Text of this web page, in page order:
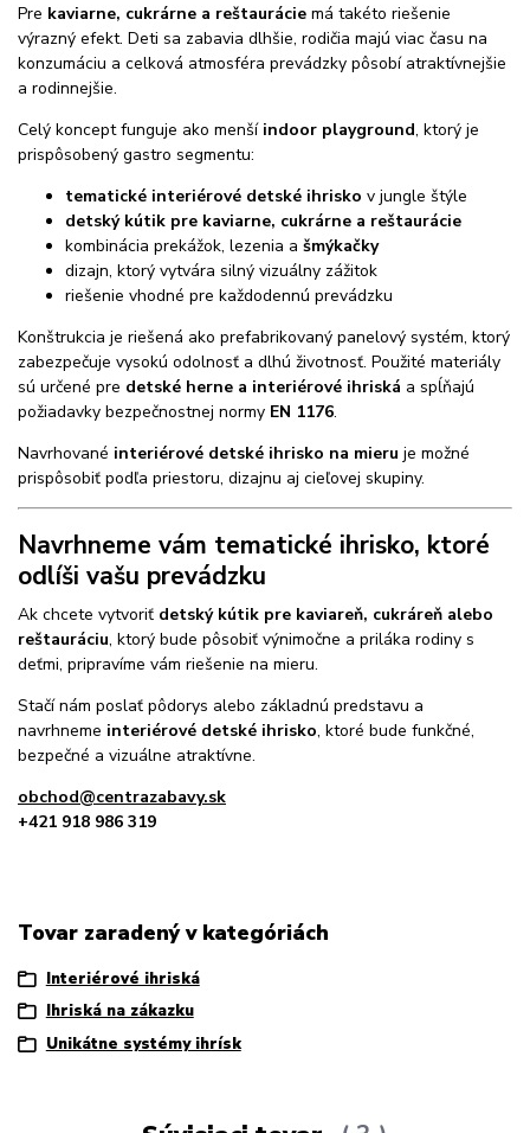
Pre kaviarne, cukrárne a reštaurácie má takéto riešenie
výrazný efekt. Deti sa zabavia dlhšie, rodičia majú viac času na
konzumáciu a celková atmosféra prevádzky pôsobí atraktívnejšie
a rodinnejšie.
Celý koncept funguje ako menší indoor playground, ktorý je
prispôsobený gastro segmentu:
tematické interiérové detské ihrisko v jungle štýle
detský kútik pre kaviarne, cukrárne a reštaurácie
kombinácia prekážok, lezenia a šmýkačky
dizajn, ktorý vytvára silný vizuálny zážitok
riešenie vhodné pre každodennú prevádzku
Konštrukcia je riešená ako prefabrikovaný panelový systém, ktorý
zabezpečuje vysokú odolnosť a dlhú životnosť. Použité materiály
sú určené pre detské herne a interiérové ihriská a spĺňajú
požiadavky bezpečnostnej normy EN 1176.
Navrhované interiérové detské ihrisko na mieru je možné
prispôsobiť podľa priestoru, dizajnu aj cieľovej skupiny.
Navrhneme vám tematické ihrisko, ktoré
odlíši vašu prevádzku
Ak chcete vytvoriť detský kútik pre kaviareň, cukráreň alebo
reštauráciu, ktorý bude pôsobiť výnimočne a priláka rodiny s
deťmi, pripravíme vám riešenie na mieru.
Stačí nám poslať pôdorys alebo základnú predstavu a
navrhneme interiérové detské ihrisko, ktoré bude funkčné,
bezpečné a vizuálne atraktívne.
obchod@centrazabavy.sk
+421 918 986 319
Tovar zaradený v kategóriách
Interiérové ihriská
Ihriská na zákazku
Unikátne systémy ihrísk